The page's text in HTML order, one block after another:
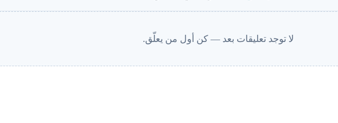
لا توجد تعليقات بعد — كن أول من يعلّق.